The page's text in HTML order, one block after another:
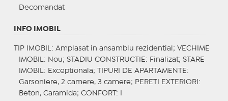
Decomandat
INFO IMOBIL
TIP IMOBIL : Amplasat in ansamblu rezidential; VECHIME
IMOBIL : Nou; STADIU CONSTRUCTIE : Finalizat; STARE
IMOBIL : Exceptionala; TIPURI DE APARTAMENTE :
Garsoniere, 2 camere, 3 camere; PERETI EXTERIORI :
Beton, Caramida; CONFORT : I